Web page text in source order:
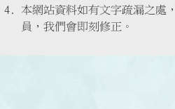
本網站資料如有文字疏漏之處
員，我們會即刻修正。